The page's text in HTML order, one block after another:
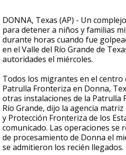
DONNA, Texas (AP) - Un
para detener a niños y familias
durante horas cuando fue
en el Valle del Río Grande de
autoridades el miércoles.
Todos los migrantes en el centro
Patrulla Fronteriza en Donna,
otras instalaciones de la Patrulla
Río Grande, dijo la agencia
y Protección Fronteriza de los
comunicado. Las operaciones se
de procesamiento de Donna el
se admitieron los recién llegados.